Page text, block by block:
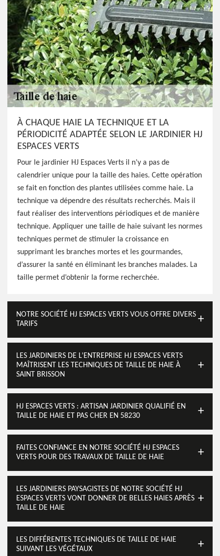
À CHAQUE HAIE LA TECHNIQUE ET LA
PÉRIODICITÉ ADAPTÉE SELON LE JARDINIER HJ
ESPACES VERTS
Pour le jardinier HJ Espaces Verts il n’y a pas de
calendrier unique pour la taille des haies. Cette opération
se fait en fonction des plantes utilisées comme haie. La
technique va dépendre des résultats recherchés. Mais il
faut réaliser des interventions périodiques et de manière
technique. Appliquer une taille de haie suivant les normes
techniques permet de stimuler la croissance en
supprimant les branches mortes et les gourmandes,
d’assurer la santé en éliminant les branches malades. La
taille permet d’obtenir la forme recherchée.
NOTRE SOCIÉTÉ HJ ESPACES VERTS VOUS OFFRE DIVERS
TARIFS
LES JARDINIERS DE L’ENTREPRISE HJ ESPACES VERTS
MAÎTRISENT LES TECHNIQUES DE TAILLE DE HAIE À
SAINT BRISSON
HJ ESPACES VERTS : ARTISAN JARDINIER QUALIFIÉ EN
TAILLE DE HAIE ET PAS CHER EN 58230
FAITES CONFIANCE EN NOTRE SOCIÉTÉ HJ ESPACES
VERTS POUR DES TRAVAUX DE TAILLE DE HAIE
LES JARDINIERS PAYSAGISTES DE NOTRE SOCIÉTÉ HJ
ESPACES VERTS VONT DONNER DE BELLES HAIES APRÈS
TAILLE DE HAIE
LES DIFFÉRENTES TECHNIQUES DE TAILLE DE HAIE
SUIVANT LES VÉGÉTAUX